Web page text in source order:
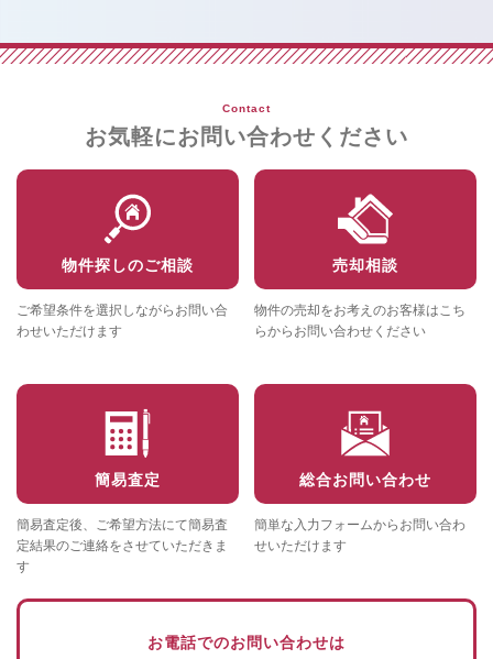
Contact
お気軽にお問い合わせください
物件探しのご相談
ご希望条件を選択しながらお問い合
わせいただけます
売却相談
物件の売却をお考えのお客様はこち
らからお問い合わせください
簡易査定
簡易査定後、ご希望方法にて簡易査
定結果のご連絡をさせていただきま
す
総合お問い合わせ
簡単な入力フォームからお問い合わ
せいただけます
お電話でのお問い合わせは